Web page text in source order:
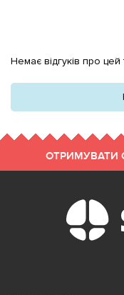
Немає відгуків про цей
ОТРИМУВАТИ